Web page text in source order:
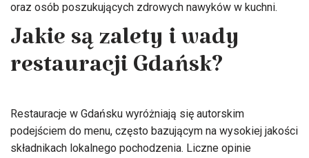
oraz osób poszukujących zdrowych nawyków w kuchni.
Jakie są zalety i wady
restauracji Gdańsk?
Restauracje w Gdańsku wyróżniają się autorskim
podejściem do menu, często bazującym na wysokiej jakości
składnikach lokalnego pochodzenia. Liczne opinie